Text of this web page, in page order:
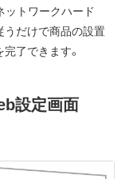
ットワークハード
うだけで商品の設置
了できます。
設定画面